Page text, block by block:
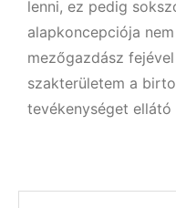
lenni, ez pedig
alapkoncepciója
mezőgazdász
szakterületem a
tevékenységet ellátó